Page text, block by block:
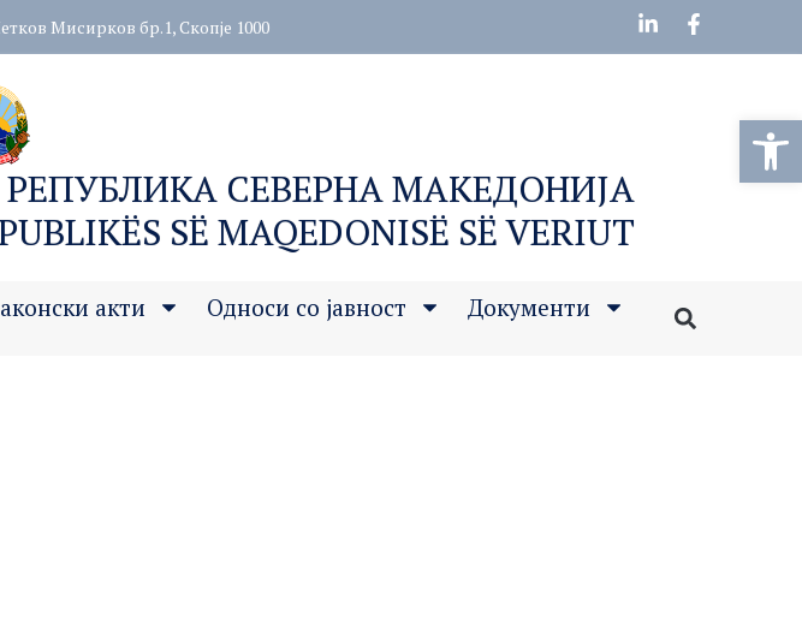
Мисирков бр.1, Скопје 1000
СЕВЕРНА МАКЕДОНИЈА
SË MAQEDONISË SË VERIUT
акти Односи со јавност Документи